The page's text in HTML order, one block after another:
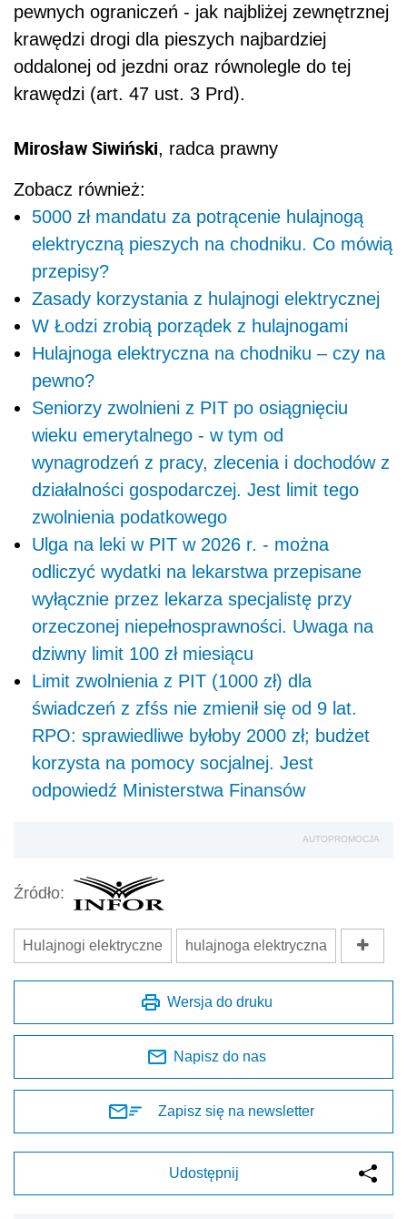
pewnych ograniczeń - jak najbliżej zewnętrznej
krawędzi drogi dla pieszych najbardziej
oddalonej od jezdni oraz równolegle do tej
krawędzi (art. 47 ust. 3 Prd).
Mirosław Siwiński, radca prawny
Zobacz również:
5000 zł mandatu za potrącenie hulajnogą
elektryczną pieszych na chodniku. Co mówią
przepisy?
Zasady korzystania z hulajnogi elektrycznej
W Łodzi zrobią porządek z hulajnogami
Hulajnoga elektryczna na chodniku – czy na
pewno?
Seniorzy zwolnieni z PIT po osiągnięciu
wieku emerytalnego - w tym od
wynagrodzeń z pracy, zlecenia i dochodów z
działalności gospodarczej. Jest limit tego
zwolnienia podatkowego
Ulga na leki w PIT w 2026 r. - można
odliczyć wydatki na lekarstwa przepisane
wyłącznie przez lekarza specjalistę przy
orzeczonej niepełnosprawności. Uwaga na
dziwny limit 100 zł miesiącu
Limit zwolnienia z PIT (1000 zł) dla
świadczeń z zfśs nie zmienił się od 9 lat.
RPO: sprawiedliwe byłoby 2000 zł; budżet
korzysta na pomocy socjalnej. Jest
odpowiedź Ministerstwa Finansów
AUTOPROMOCJA
Źródło:
Hulajnogi elektryczne hulajnoga elektryczna
Wersja do druku
Napisz do nas
Zapisz się na newsletter
Udostępnij